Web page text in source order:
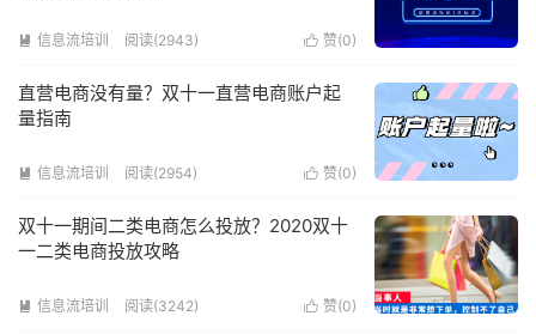
 赞(0)
 信息流培训 阅读(2943)
直营电商没有量？双十一直营电商账户起
量指南
 赞(0)
 信息流培训 阅读(2954)
双十一期间二类电商怎么投放？2020双十
一二类电商投放攻略
 赞(0)
 信息流培训 阅读(3242)